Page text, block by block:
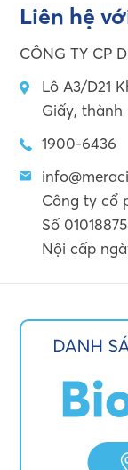
Liên hệ
CÔNG TY CP
Lô A3/D21
Giấy, thành
1900-6436
Công ty cổ
Số
Nội cấp